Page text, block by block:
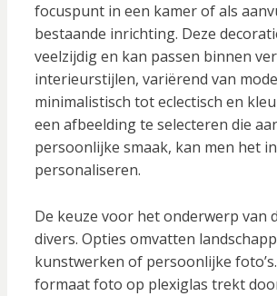
focuspunt in een kamer of als
bestaande inrichting. Deze
veelzijdig en kan passen binnen
interieurstijlen, variërend van
minimalistisch tot eclectisch en
een afbeelding te selecteren die
persoonlijke smaak, kan men het
personaliseren.
De keuze voor het onderwerp van
divers. Opties omvatten
kunstwerken of persoonlijke
formaat foto op plexiglas trekt